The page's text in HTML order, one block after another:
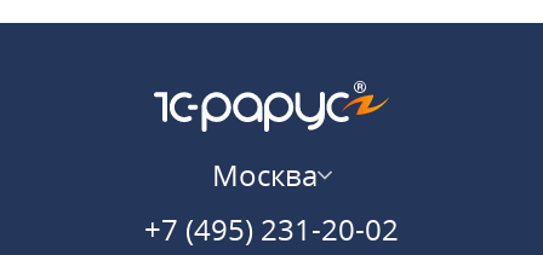
Москва
+7 (495) 231-20-02